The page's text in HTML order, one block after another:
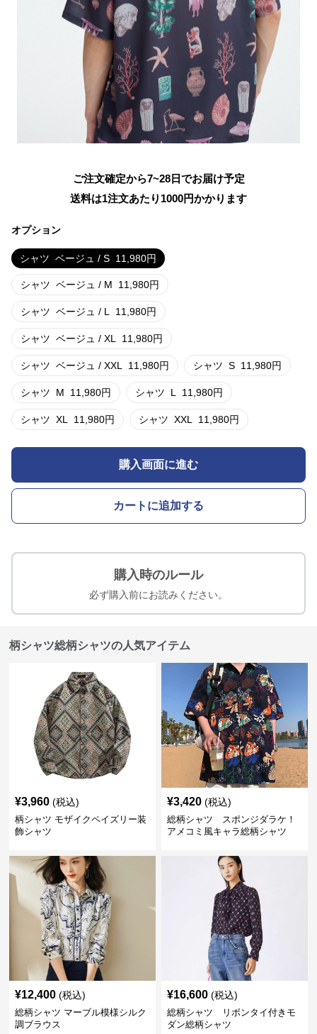
ご注文確定から7~28日でお届け予定
送料は1注文あたり 1000円かかります
オプション
シャツ ベージュ / S 11,980円
シャツ ベージュ / M 11,980円
シャツ ベージュ / L 11,980円
シャツ ベージュ / XL 11,980円
シャツ ベージュ / XXL 11,980円 シャツ S 11,980円
シャツ M 11,980円 シャツ L 11,980円
シャツ XL 11,980円 シャツ XXL 11,980円
購入画面に進む
カートに追加する
購入時のルール
必ず購入前にお読みください。
柄シャツ総柄シャツの人気アイテム
¥3,960 (税込)
柄シャツ モザイクペイズリー装
飾シャツ
¥3,420 (税込)
総柄シャツ スポンジダラケ！
アメコミ風キャラ総柄シャツ
¥12,400 (税込)
総柄シャツ マーブル模様シルク
調ブラウス
¥16,600 (税込)
総柄シャツ リボンタイ付きモ
ダン総柄シャツ